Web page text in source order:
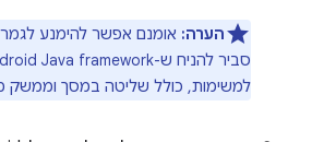
הערה:
למשימות, כולל שליטה במסך